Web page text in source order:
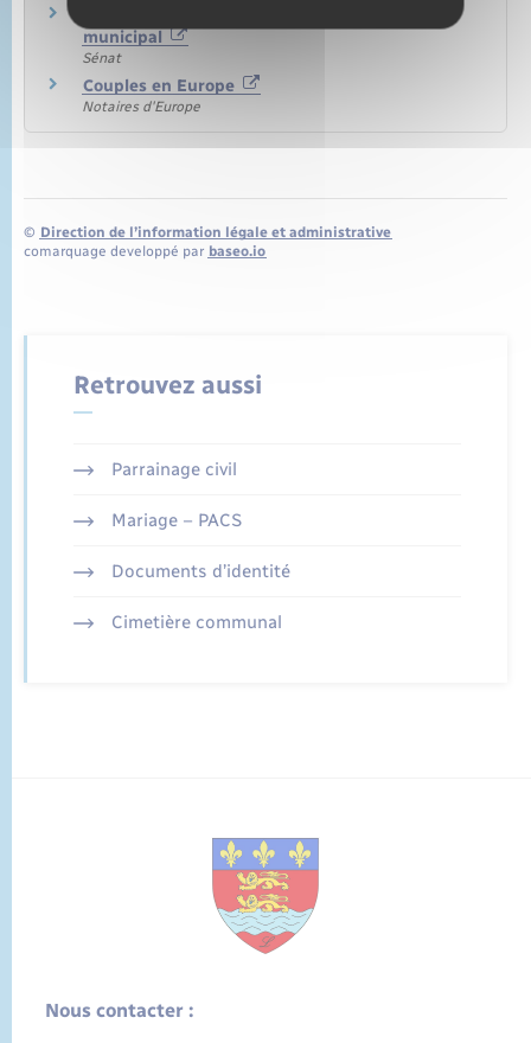
municipal
Sénat
Couples en Europe
Notaires d'Europe
© Direction de l’information légale et administrative
comarquage developpé par baseo.io
Retrouvez aussi
Parrainage civil
Mariage – PACS
Documents d’identité
Cimetière communal
Nous contacter :